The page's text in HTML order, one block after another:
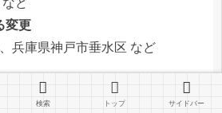
変更
兵庫県神戸市垂水区 など
検索 トップ サイドバー